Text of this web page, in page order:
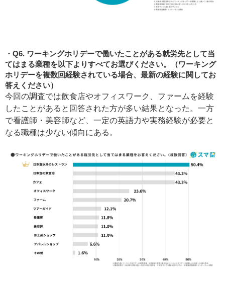
Q6. ワーキングホリデーで働いたことがある就労先として当
てはまる業種を以下よりすべてお選びください。（ワーキング
ホリデーを複数回経験されている場合、最新の経験に関してお
答えください）
今回の調査では飲食店やオフィスワーク、ファームを経験
したことがあると回答された方が多い結果となった。一方
で看護師・美容師など、一定の英語力や実務経験が必要と
なる職種は少ない傾向にある。